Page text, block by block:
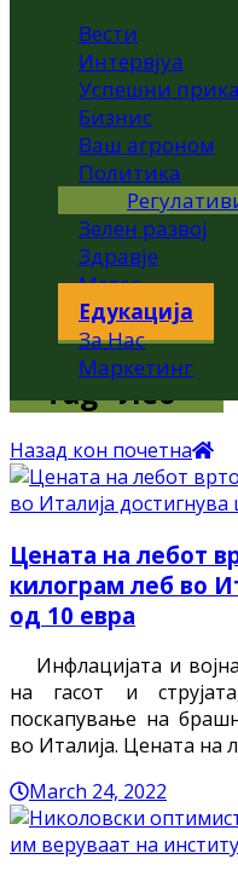
Вести
Интервјуа
Успешни
Бизнис
Ваш агроном
Политика
Зелен развој
Здравје
Метео
Едукација
За Нас
Маркетинг
Tag "Леб"
Назад кон почетна
Цената на лебот
килограм леб во
од 10 евра
Инфлацијата и
на гасот и
поскапување на
во Италија. Цената на
March 24, 2022